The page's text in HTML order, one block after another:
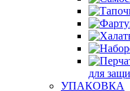
для
УПАКОВКА